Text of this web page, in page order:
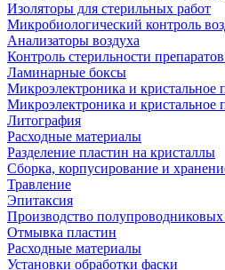
Изоляторы для стерильных работ
Микробиологический контроль
Анализаторы воздуха
Контроль стерильности
Ламинарные боксы
Микроэлектроника и кристальное
Микроэлектроника и кристальное
Литография
Расходные материалы
Разделение пластин на кристаллы
Сборка, корпусирование и
Травление
Эпитаксия
Производство полупроводниковых
Отмывка пластин
Расходные материалы
Установки обработки фаски